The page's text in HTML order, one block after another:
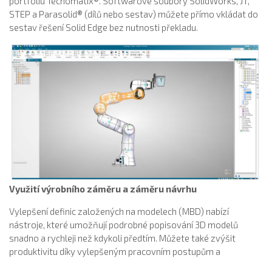
STEP a Parasolid® (dílů nebo sestav) můžete přímo vkládat do
sestav řešení Solid Edge bez nutnosti překladu.
Využití výrobního záměru a záměru návrhu
Vylepšení definic založených na modelech (MBD) nabízí
nástroje, které umožňují podrobné popisování 3D modelů
snadno a rychleji než kdykoli předtím. Můžete také zvýšit
produktivitu díky vylepšeným pracovním postupům a